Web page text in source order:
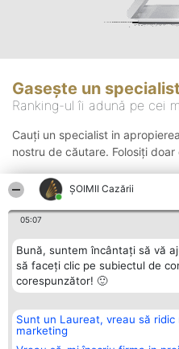
ȘOIMII Cazării
05:07
Bună, suntem încântați să vă
să faceți clic pe subiectul de
corespunzător! 🙂
Sunt un Laureat, vreau să ridic
marketing
Gasește un specialist
Ranking-ul îi adună pe cei
Cauți un specialist in
nostru de căutare. Folosiți
Organizator Ranking
BRIGHT SOLUTIONS BR SRL
Aleea Timisul De Sus 2 Bl. A30
Lista